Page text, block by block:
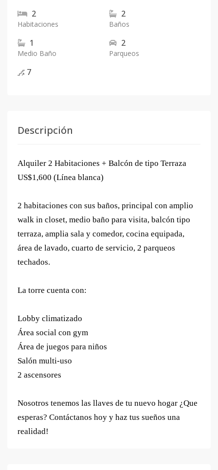
2
Habitaciones
2
Baños
1
Medio Baño
2
Parqueos
7
Descripción
Alquiler 2 Habitaciones + Balcón de tipo Terraza
US$1,600 (Línea blanca)
2 habitaciones con sus baños, principal con amplio
walk in closet, medio baño para visita, balcón tipo
terraza, amplia sala y comedor, cocina equipada,
área de lavado, cuarto de servicio, 2 parqueos
techados.
La torre cuenta con:
Lobby climatizado
Área social con gym
Área de juegos para niños
Salón multi-uso
2 ascensores
Nosotros tenemos las llaves de tu nuevo hogar ¿Que
esperas? Contáctanos hoy y haz tus sueños una
realidad!